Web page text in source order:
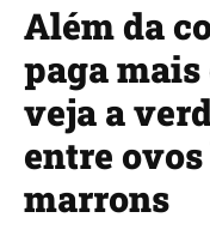
Além da
paga mais
veja a
entre
marrons